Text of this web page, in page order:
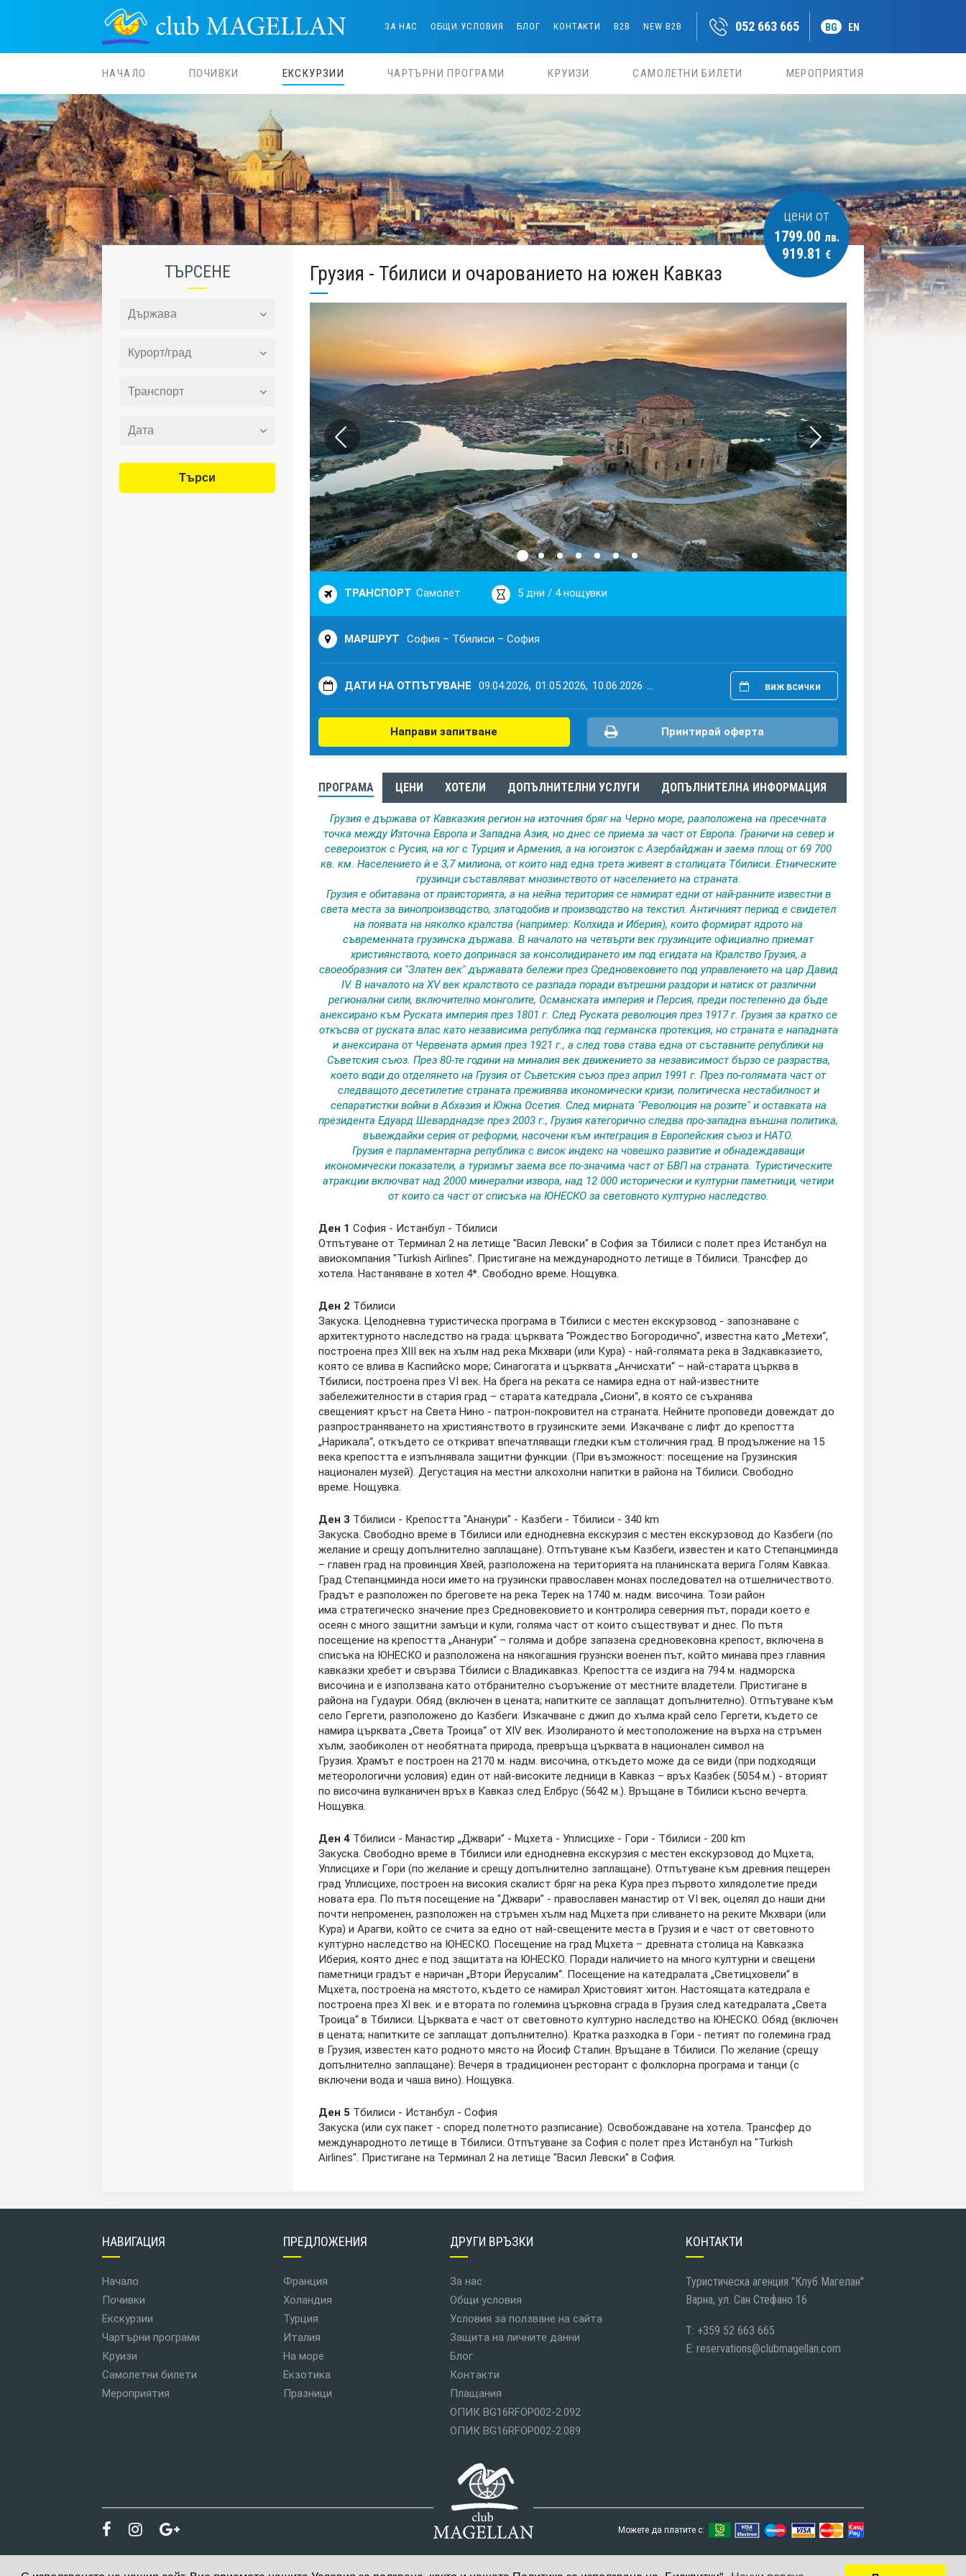
ЗА НАС ОБЩИ УСЛОВИЯ БЛОГ КОНТАКТИ B2B NEW B2B 052 663 665 BG EN
НАЧАЛО ПОЧИВКИ ЕКСКУРЗИИ ЧАРТЪРНИ ПРОГРАМИ КРУИЗИ САМОЛЕТНИ БИЛЕТИ МЕРОПРИЯТИЯ
ТЪРСЕНЕ
Търси
Грузия - Тбилиси и очарованието на южен Кавказ
цени от
1799.00 лв.
919.81 €
ТРАНСПОРТ Самолет 5 дни / 4 нощувки
МАРШРУТ София – Тбилиси – София
ДАТИ НА ОТПЪТУВАНЕ 09.04.2026, 01.05.2026, 10.06.2026 виж всички
Направи запитване Принтирай оферта
ПРОГРАМА ЦЕНИ ХОТЕЛИ ДОПЪЛНИТЕЛНИ УСЛУГИ ДОПЪЛНИТЕЛНА ИНФОРМАЦИЯ
Грузия е държава от Кавказкия регион на източния бряг на Черно море, разположена на пресечната
точка между Източна Европа и Западна Азия, но днес се приема за част от Европа. Граничи на север и
североизток с Русия, на юг с Турция и Армения, а на югоизток с Азербайджан и заема площ от 69 700
кв. км. Населението ѝ е 3,7 милиона, от които над една трета живеят в столицата Тбилиси. Етническите
грузинци съставляват мнозинството от населението на страната.
Грузия е обитавана от праисторията, а на нейна територия се намират едни от най-ранните известни в
света места за винопроизводство, златодобив и производство на текстил. Античният период е свидетел
на появата на няколко кралства (например: Колхида и Иберия), които формират ядрото на
съвременната грузинска държава. В началото на четвърти век грузинците официално приемат
християнството, което допринася за консолидирането им под егидата на Кралство Грузия, а
своеобразния си "Златен век" държавата бележи през Средновековието под управлението на цар Давид
IV. В началото на XV век кралството се разпада поради вътрешни раздори и натиск от различни
регионални сили, включително монголите, Османската империя и Персия, преди постепенно да бъде
анексирано към Руската империя през 1801 г. След Руската революция през 1917 г. Грузия за кратко се
откъсва от руската влас като независима република под германска протекция, но страната е нападната
и анексирана от Червената армия през 1921 г., а след това става една от съставните републики на
Съветския съюз. През 80-те години на миналия век движението за независимост бързо се разраства,
което води до отделянето на Грузия от Съветския съюз през април 1991 г. През по-голямата част от
следващото десетилетие страната преживява икономически кризи, политическа нестабилност и
сепаратистки войни в Абхазия и Южна Осетия. След мирната "Революция на розите" и оставката на
президента Едуард Шеварднадзе през 2003 г., Грузия категорично следва про-западна външна политика,
въвеждайки серия от реформи, насочени към интеграция в Европейския съюз и НАТО.
Грузия е парламентарна република с висок индекс на човешко развитие и обнадеждаващи
икономически показатели, a туризмът заема все по-значима част от БВП на страната. Туристическите
атракции включват над 2000 минерални извора, над 12 000 исторически и културни паметници, четири
от които са част от списъка на ЮНЕСКО за световното културно наследство.
Ден 1 София - Истанбул - Тбилиси
Отпътуване от Терминал 2 на летище "Васил Левски" в София за Тбилиси с полет през Истанбул на
авиокомпания "Turkish Airlines". Пристигане на международното летище в Тбилиси. Трансфер до
хотела. Настаняване в хотел 4*. Свободно време. Нощувка.
Ден 2 Тбилиси
Закуска. Целодневна туристическа програма в Тбилиси с местен екскурзовод - запознаване с
архитектурното наследство на града: църквата "Рождество Богородично", известна като „Метехи“,
построена през XIII век на хълм над река Мкхвари (или Кура) - най-голямата река в Задкавказието,
която се влива в Каспийско море; Синагогата и църквата „Анчисхати“ – най-старата църква в
Тбилиси, построена през VI век. На брега на реката се намира една от най-известните
забележителности в стария град – старата катедрала „Сиони“, в която се съхранява
свещеният кръст на Света Нино - патрон-покровител на страната. Нейните проповеди довеждат до
разпространяването на християнството в грузинските земи. Изкачване с лифт до крепостта
„Нарикала“, откъдето се откриват впечатляващи гледки към столичния град. В продължение на 15
века крепостта е изпълнявала защитни функции. (При възможност: посещение на Грузинския
национален музей). Дегустация на местни алкохолни напитки в района на Тбилиси. Свободно
време. Нощувка.
Ден 3 Тбилиси - Крепостта "Ананури" - Казбеги - Тбилиси - 340 km
Закуска. Свободно време в Тбилиси или еднодневна екскурзия с местен екскурзовод до Казбеги (по
желание и срещу допълнително заплащане). Отпътуване към Казбеги, известен и като Степанцминда
– главен град на провинция Хвей, разположенa на територията на планинската верига Голям Кавказ.
Град Степанцминда носи името на грузински православен монах последовател на отшелничеството.
Градът е разположен по бреговете на река Терек на 1740 м. надм. височина. Този район
има стратегическо значение през Средновековието и контролира северния път, поради което е
осеян с много защитни замъци и кули, голяма част от които съществуват и днес. По пътя
посещение на крепостта „Ананури“ – голяма и добре запазена средновековна крепост, включена в
списъка на ЮНЕСКО и разположена на някогашния грузнски военен път, който минава през главния
кавказки хребет и свързва Тбилиси с Владикавказ. Крепостта се издига на 794 м. надморска
височина и е използвана като отбранително съоръжение от местните владетели. Пристигане в
района на Гудаури. Обяд (включен в цената; напитките се заплащат допълнително). Отпътуване към
село Гергети, разположено до Казбеги. Изкачване с джип до хълма край село Гергети, където се
намира църквата „Света Троица“ от XIV век. Изолираното ѝ местоположение на върха на стръмен
хълм, заобиколен от необятната природа, превръща църквата в национален символ на
Грузия. Храмът е построен на 2170 м. надм. височина, откъдето може да се види (при подходящи
метеорологични условия) един от най-високите ледници в Кавказ – връх Казбек (5054 м.) - вторият
по височина вулканичен връх в Кавказ след Елбрус (5642 м.). Връщане в Тбилиси късно вечерта.
Нощувка.
Ден 4 Тбилиси - Манастир „Джвари” - Мцхета - Уплисцихе - Гори - Тбилиси - 200 km
Закуска. Свободно време в Тбилиси или еднодневна екскурзия с местен екскурзовод до Мцхета,
Уплисцихе и Гори (по желание и срещу допълнително заплащане). Отпътуване към древния пещерен
град Уплисцихе, построен на високия скалист бряг на река Кура през първото хилядолетие преди
новата ера. По пътя посещение на "Джвари" - православен манастир от VI век, оцелял до наши дни
почти непроменен, разположен на стръмен хълм над Мцхета при сливането на реките Мкхвари (или
Кура) и Арагви, който се счита за едно от най-свещените места в Грузия и е част от световното
културно наследство на ЮНЕСКО. Посещение на град Мцхета – древната столица на Кавказка
Иберия, която днес е под защитата на ЮНЕСКО. Поради наличието на много културни и свещени
паметници градът е наричан „Втори Йерусалим“. Посещение на катедралата „Светицховели“ в
Мцхета, построена на мястото, където се намирал Христовият хитон. Настоящата катедрала е
построена през XI век. и е втората по големина църковна сграда в Грузия след катедралата „Света
Троица“ в Тбилиси. Църквата е част от световното културно наследство на ЮНЕСКО. Обяд (включен
в цената; напитките се заплащат допълнително). Кратка разходка в Гори - петият по големина град
в Грузия, известен като родното място на Йосиф Сталин. Връщане в Тбилиси. По желание (срещу
допълнително заплащане): Вечеря в традиционен ресторант с фолклорна програма и танци (с
включени вода и чаша вино). Нощувка.
Ден 5 Тбилиси - Истанбул - София
Закуска (или сух пакет - според полетното разписание). Освобождаване на хотела. Трансфер до
международното летище в Тбилиси. Отпътуване за София с полет през Истанбул на "Turkish
Airlines". Пристигане на Терминал 2 на летище "Васил Левски" в София.
НАВИГАЦИЯ
Начало
Почивки
Екскурзии
Чартърни програми
Круизи
Самолетни билети
Мероприятия
ПРЕДЛОЖЕНИЯ
Франция
Холандия
Турция
Италия
На море
Екзотика
Празници
ДРУГИ ВРЪЗКИ
За нас
Общи условия
Условия за ползване на сайта
Защита на личните данни
Блог
Контакти
Плащания
ОПИК BG16RFOP002-2.092
ОПИК BG16RFOP002-2.089
КОНТАКТИ
Туристическа агенция "Клуб Магелан"
Варна, ул. Сан Стефано 16
T: +359 52 663 665
E: reservations@clubmagellan.com
Можете да платите с: